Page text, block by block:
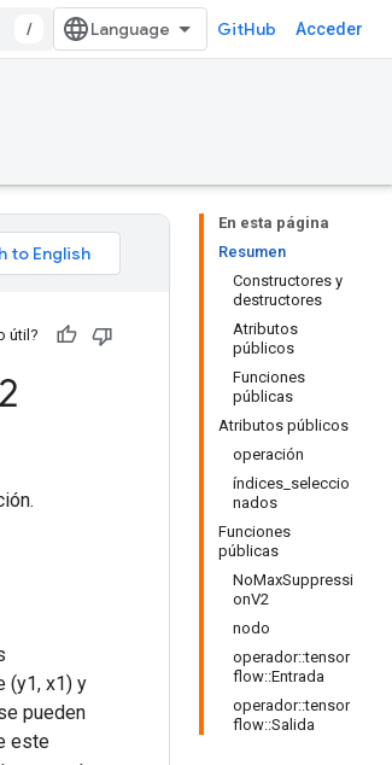
/ GitHub Acceder
En esta página
Resumen
Constructores y
destructores
Atributos
públicos
Funciones
públicas
Atributos públicos
operación
índices_seleccio
nados
Funciones
públicas
NoMaxSuppressi
onV2
nodo
operador::tensor
flow::Entrada
operador::tensor
flow::Salida
útil?
(y1, x1) y
pueden
este